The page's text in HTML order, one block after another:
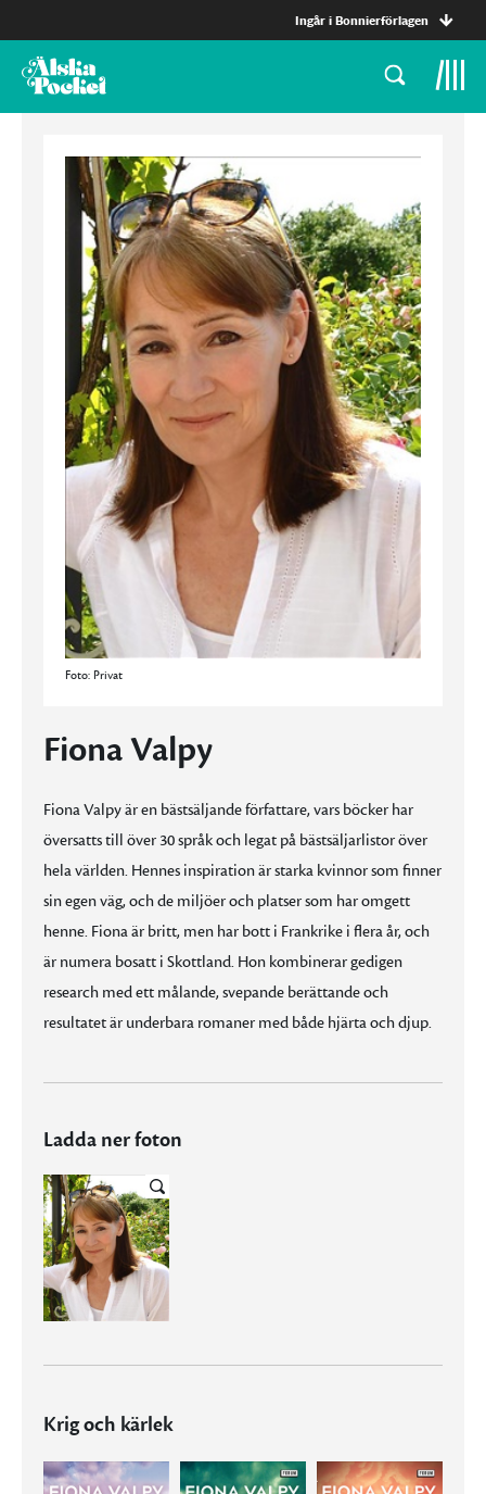
Ingår i Bonnierförlagen
Foto: Privat
Fiona Valpy
Fiona Valpy är en bästsäljande författare, vars böcker har
översatts till över 30 språk och legat på bästsäljarlistor över
hela världen. Hennes inspiration är starka kvinnor som finner
sin egen väg, och de miljöer och platser som har omgett
henne. Fiona är britt, men har bott i Frankrike i flera år, och
är numera bosatt i Skottland. Hon kombinerar gedigen
research med ett målande, svepande berättande och
resultatet är underbara romaner med både hjärta och djup.
Ladda ner foton
Krig och kärlek